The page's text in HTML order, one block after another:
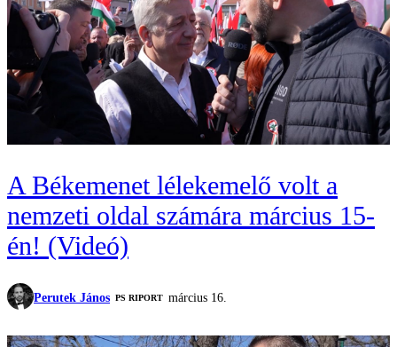
A Békemenet lélekemelő volt a
nemzeti oldal számára március 15-
én! (Videó)
Perutek János ‎PS RIPORT március 16.